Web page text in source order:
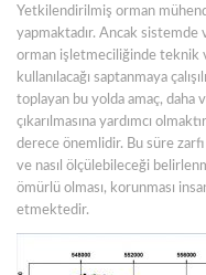
Yetkilendirilmiş orman
yapmaktadır. Ancak sistemde
orman işletmeciliğinde teknik
kullanılacağı saptanmaya
toplayan bu yolda amaç, daha
çıkarılmasına yardımcı
derece önemlidir. Bu süre
ve nasıl ölçülebileceği
ömürlü olması, korunması
etmektedir.